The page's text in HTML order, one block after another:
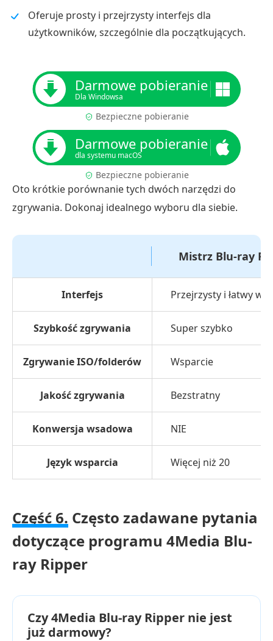
Oferuje prosty i przejrzysty interfejs dla
użytkowników, szczególnie dla początkujących.
Darmowe pobieranie
Dla Windowsa
Bezpieczne pobieranie
Darmowe pobieranie
dla systemu macOS
Bezpieczne pobieranie
Oto krótkie porównanie tych dwóch narzędzi do
zgrywania. Dokonaj idealnego wyboru dla siebie.
Mistrz Blu-ray
Interfejs Przejrzysty i łatwy w
Szybkość zgrywania Super szybko
Zgrywanie ISO/folderów Wsparcie
Jakość zgrywania Bezstratny
Konwersja wsadowa NIE
Język wsparcia Więcej niż 20
Część 6. Często zadawane pytania
dotyczące programu 4Media Blu-
ray Ripper
Czy 4Media Blu-ray Ripper nie jest
już darmowy?